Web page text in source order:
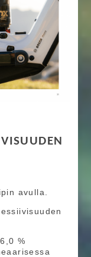
avulla.
%